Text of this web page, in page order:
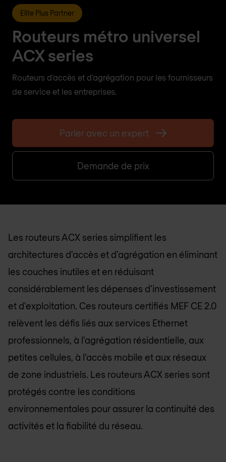
Elite Plus Partner
Routeurs métro universel
ACX series
Routeurs d'accès et d'agrégation pour les fournisseurs
de service et les entreprises.
Parler avec un expert
Demande de prix
Les routeurs ACX series simplifient les
architectures d'accès et d'agrégation en éliminant
les couches inutiles et en réduisant
considérablement les dépenses d'investissement
et d'exploitation. Ces routeurs certifiés MEF CE 2.0
relèvent les défis liés aux services Ethernet
professionnels, à l'agrégation résidentielle, aux
petites cellules, à l'accès mobile et aux réseaux
de zone industriels. Les routeurs ACX series sont
protégés contre les conditions
environnementales pour assurer la continuité des
activités et la fiabilité du réseau.